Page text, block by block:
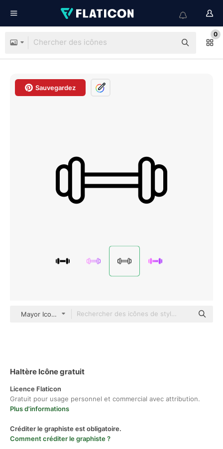
0
Sauvegardez
Mayor Icons Detailed Outline
Haltère Icône gratuit
Licence Flaticon
Gratuit pour usage personnel et commercial avec attribution.
Plus d'informations
Créditer le graphiste est obligatoire.
Comment créditer le graphiste ?